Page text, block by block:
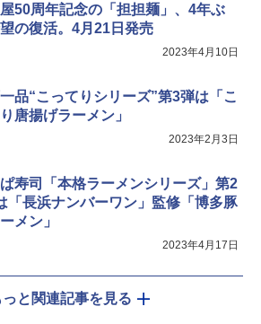
カップヌードル カップヌードルPRO し
ょうゆ 高たんぱく&低糖質 さらに塩分控
TOSHIBA(東芝) スチームオーブンレン
ジ 石窯ドーム ER-D80A(K) ブラック 25
0℃ 1段調理 フラットテーブル 電子レン
お手入れ 小型 新生活 一人暮らし 二人暮
らし ファミリー
シャープ ウォーターオーブン ヘルシオ
AX-XJ1-B ブラック 30L 2段調理 コンベ
屋50周年記念の「担担麺」、4年ぶ
の復活。4月21日発売
2023年4月10日
品“こってりシリーズ”第3弾は「こ
唐揚げラーメン」
2023年2月3日
寿司「本格ラーメンシリーズ」第2
「長浜ナンバーワン」監修「博多豚
メン」
2023年4月17日
っと関連記事を見る